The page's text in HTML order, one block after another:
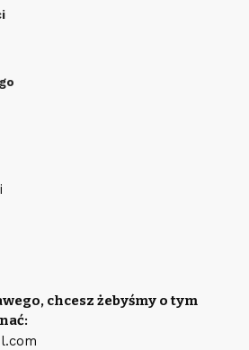
chcesz żebyśmy o tym